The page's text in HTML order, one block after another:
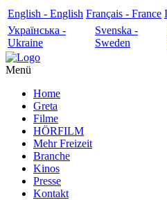
English - English Français - France
Українська -
Ukraine
Svenska -
Sweden
Menü
Home
Greta
Filme
HÖRFILM
Mehr Freizeit
Branche
Kinos
Presse
Kontakt